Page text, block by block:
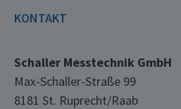
KONTAKT
Schaller Messtechnik GmbH
Max-Schaller-Straße 99
8181 St. Ruprecht/Raab